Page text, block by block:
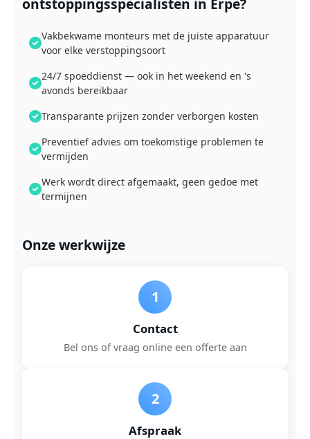
ontstoppingsspecialisten in Erpe?
Vakbekwame monteurs met de juiste apparatuur
voor elke verstoppingsoort
24/7 spoeddienst — ook in het weekend en 's
avonds bereikbaar
Transparante prijzen zonder verborgen kosten
Preventief advies om toekomstige problemen te
vermijden
Werk wordt direct afgemaakt, geen gedoe met
termijnen
Onze werkwijze
1
Contact
Bel ons of vraag online een offerte aan
2
Afspraak